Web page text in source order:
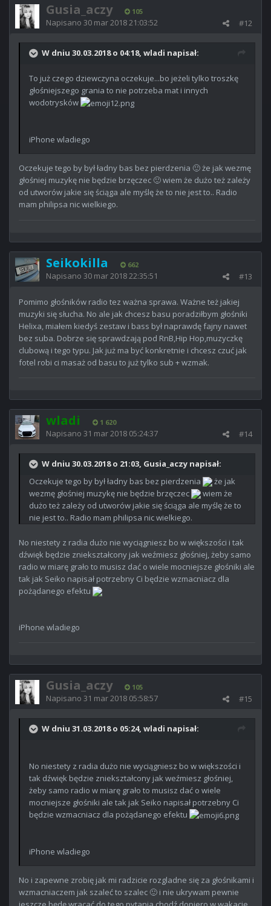
Gusia_aczy 105
#12
Napisano 30 mar 2018 21:03:52
W dniu 30.03.2018 o 04:18, wladi napisał:
To już czego dziewczyna oczekuje...bo jeżeli tylko troszkę
głośniejszego grania to nie potrzeba mat i innych
wodotrysków
iPhone wladiego
Oczekuje tego by był ładny bas bez pierdzenia 🙂 że jak wezmę
głośniej muzykę nie będzie brzęczec 🙂 wiem że dużo też zależy
od utworów jakie się ściąga ale myślę że to nie jest to.. Radio
mam philipsa nic wielkiego.
Seikokilla 662
#13
Napisano 30 mar 2018 22:35:51
Pomimo głośników radio tez ważna sprawa. Ważne też jakiej
muzyki się słucha. No ale jak chcesz basu poradziłbym głośniki
Helixa, miałem kiedyś zestaw i bass był naprawdę fajny nawet
bez suba. Dobrze się sprawdzają pod RnB,Hip Hop,muzyczkę
clubową i tego typu. Jak już ma być konkretnie i chcesz czuć jak
fotel robi ci masaż od basu to już tylko sub + wzmak.
wladi 1 620
#14
Napisano 31 mar 2018 05:24:37
W dniu 30.03.2018 o 21:03, Gusia_aczy napisał:
Oczekuje tego by był ładny bas bez pierdzenia
że jak
wezmę głośniej muzykę nie będzie brzęczec
wiem że
dużo też zależy od utworów jakie się ściąga ale myślę że to
nie jest to.. Radio mam philipsa nic wielkiego.
No niestety z radia dużo nie wyciągniesz bo w większości i tak
dźwięk będzie zniekształcony jak weźmiesz głośniej, żeby samo
radio w miarę grało to musisz dać o wiele mocniejsze głośniki ale
tak jak Seiko napisał potrzebny Ci będzie wzmacniacz dla
pożądanego efektu
iPhone wladiego
Gusia_aczy 105
#15
Napisano 31 mar 2018 05:58:57
W dniu 31.03.2018 o 05:24, wladi napisał:
No niestety z radia dużo nie wyciągniesz bo w większości i
tak dźwięk będzie zniekształcony jak weźmiesz głośniej,
żeby samo radio w miarę grało to musisz dać o wiele
mocniejsze głośniki ale tak jak Seiko napisał potrzebny Ci
będzie wzmacniacz dla pożądanego efektu
iPhone wladiego
No i zapewne zrobię jak mi radzicie rozgladne się za głośnikami i
wzmacniaczem jak szaleć to szalec 🙂 i nie ukrywam pewnie